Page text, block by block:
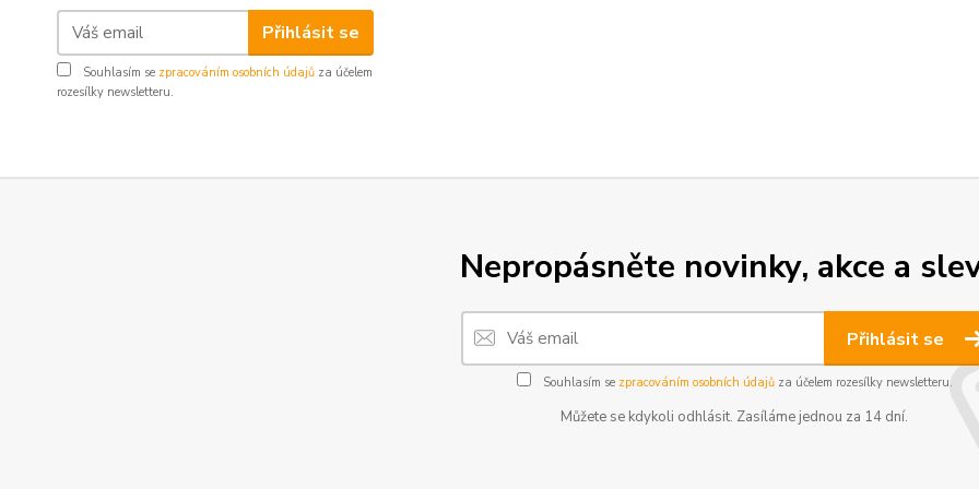
Přihlásit se
Souhlasím se zpracováním osobních údajů za účelem
rozesílky newsletteru.
Nepropásněte novinky, akce a
Přihlásit se
Souhlasím se zpracováním osobních údajůza účelem rozesílky newsletteru.
Můžete se kdykoli odhlásit. Zasíláme jednou za 14 dní.